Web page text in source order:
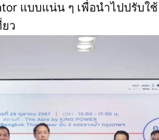
แบบแน่น ๆ เพื่อนำไปปรับใ
ว